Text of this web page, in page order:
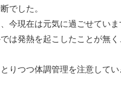
でした。
今現在は元気に過ごせていま
は発熱を起こしたことが無
りつつ体調管理を注意して